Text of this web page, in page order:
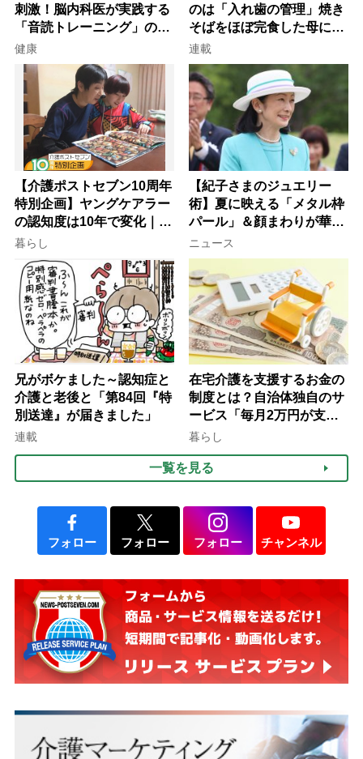
刺激！脳内科医が実践する
「音読トレーニング」の極
意
健康
のは「入れ歯の管理」焼き
そばをほぼ完食した母に息
子が血の気が引いた理由
連載
【介護ポストセブン10周年
特別企画】ヤングケアラー
の認知度は10年で変化｜流
行語大賞にノミネート、法
律にも明記されたが果たし
て現在は？
暮らし
【紀子さまのジュエリー
術】夏に映える「メタル枠
パール」＆顔まわりが華や
ぐ「揺れる一粒」の使い分
け方
ニュース
兄がボケました～認知症と
介護と老後と「第84回『特
別送達』が届きました」
連載
在宅介護を支援するお金の
制度とは？自治体独自のサ
ービス「毎月2万円が支給
される」ケースも【FP解
暮らし
一覧を見る
フォロー フォロー フォロー チャンネル